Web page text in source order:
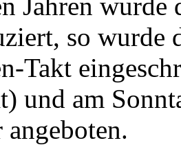
so wurde
Takt
und am